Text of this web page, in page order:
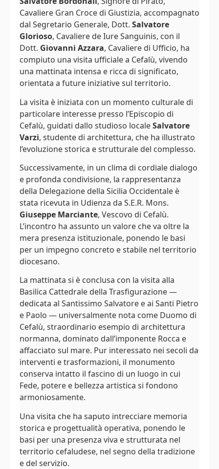
Cavaliere Gran Croce di Giustizia, accompagnato
dal Segretario Generale, Dott. Salvatore
Glorioso, Cavaliere de Iure Sanguinis, con il
Dott. Giovanni Azzara, Cavaliere di Ufficio, ha
compiuto una visita ufficiale a Cefalù, vivendo
una mattinata intensa e ricca di significato,
orientata a future iniziative sul territorio.
La visita è iniziata con un momento culturale di
particolare interesse presso l’Episcopio di
Cefalù, guidati dallo studioso localeSalvatore
Varzi, studente di architettura, che ha illustrato
l’evoluzione storica e strutturale del complesso.
Successivamente, in un clima di cordiale dialogo
e profonda condivisione, la rappresentanza
della Delegazione della Sicilia Occidentale è
stata ricevuta in Udienza da S.E.R. Mons.
Giuseppe Marciante, Vescovo di Cefalù.
L’incontro ha assunto un valore che va oltre la
mera presenza istituzionale, ponendo le basi
per un impegno concreto e stabile nel territorio
diocesano.
La mattinata si è conclusa con la visita alla
Basilica Cattedrale della Trasfigurazione —
dedicata al Santissimo Salvatore e ai Santi Pietro
e Paolo — universalmente nota come Duomo di
Cefalù, straordinario esempio di architettura
normanna, dominato dall’imponente Rocca e
affacciato sul mare. Pur interessato nei secoli da
interventi e trasformazioni, il monumento
conserva intatto il fascino di un luogo in cui
Fede, potere e bellezza artistica si fondono
armoniosamente.
Una visita che ha saputo intrecciare memoria
storica e progettualità operativa, ponendo le
basi per una presenza viva e strutturata nel
territorio cefaludese, nel segno della tradizione
e del servizio.